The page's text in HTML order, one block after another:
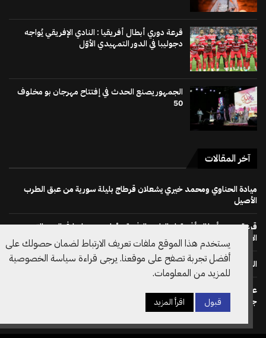
قرعة دوري أبطال أفريقيا : النادي الإفريقي يُواجه
دجوليبا في الدور التمهيدي الأوّل
الجمهور يصنع الحدث في إفتتاح مهرجان بو مخلوف
50
آخر المقالات
ميادة الحناوي ومحمد خيري يشعلان قرطاج بليلة سورية من عبق الطرب
الأصيل
قرعة دوري أبطال أفريقيا : النادي الإفريقي يُواجه دجوليبا في الدور التمهيدي
الأوّل
الجمهور يصنع الحدث في إفتتاح مهرجان بو مخلوف 50
على خطى نظيره الويلزي: الاتحاد الانقليزي لكرة القدم يسحب دعم ترشح
جياني انفانتينو لرئاسة الفيفا مجددا
يستخدم هذا الموقع ملفات تعريف الارتباط لضمان حصولك على
أفضل تجربة تصفح على موقعنا. يرجى قراءة سياسة الخصوصية
للمزيد من المعلومات.
قبول اقرأ المزيد